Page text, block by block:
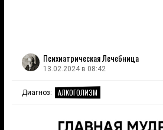
Психиатрическая Лечебница
13.02.2024 в 08:42
Диагноз: АЛКОГОЛИЗМ